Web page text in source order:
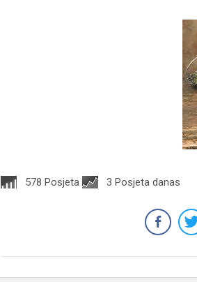
578 Posjeta 3 Posjeta danas